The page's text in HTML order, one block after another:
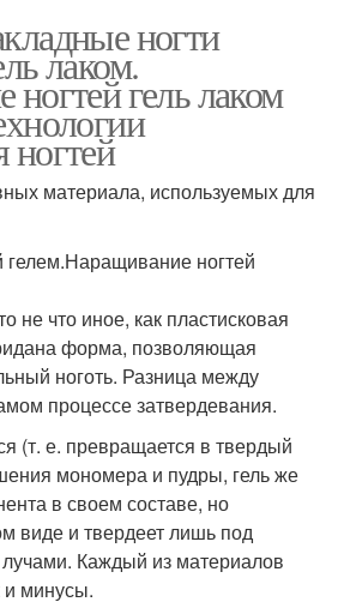
ногти
лаком.
гель лаком
материала, используемых для
ногтей
не что иное, как пластисковая
форма, позволяющая
ноготь. Разница между
процессе затвердевания.
(т. е. превращается в твердый
мономера и пудры, гель же
в своем составе, но
виде и твердеет лишь под
Каждый из материалов
и минусы.